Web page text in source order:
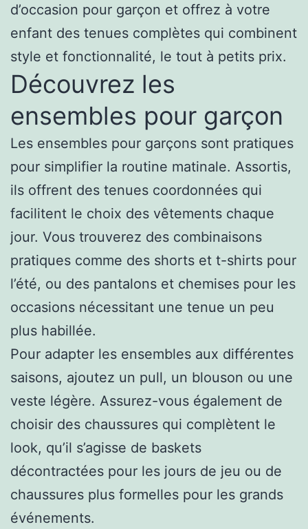
d’occasion pour garçon et offrez à votre
enfant des tenues complètes qui combinent
style et fonctionnalité, le tout à petits prix.
Découvrez les
ensembles pour garçon
Les ensembles pour garçons sont pratiques
pour simplifier la routine matinale. Assortis,
ils offrent des tenues coordonnées qui
facilitent le choix des vêtements chaque
jour. Vous trouverez des combinaisons
pratiques comme des shorts et t-shirts pour
l’été, ou des pantalons et chemises pour les
occasions nécessitant une tenue un peu
plus habillée.
Pour adapter les ensembles aux différentes
saisons, ajoutez un pull, un blouson ou une
veste légère. Assurez-vous également de
choisir des chaussures qui complètent le
look, qu’il s’agisse de baskets
décontractées pour les jours de jeu ou de
chaussures plus formelles pour les grands
événements.